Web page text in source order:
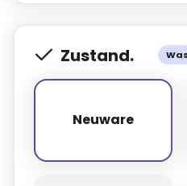
Zustand.
Neuware
Neuware